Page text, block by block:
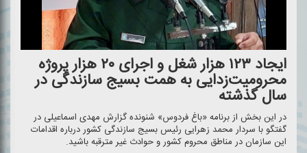
ایجاد ۱۲۳ هزار شغل و اجرای ۲۰ هزار پروژه
محرومیت‌زدایی به همت بسیج سازندگی در
سال گذشته
در این بخش از برنامه «باغ فردوس» شنونده گزارش مهدی اسماعیلی در
گفتگو با سردار محمد زهرایی رئیس بسیج سازندگی كشور درباره اقدامات
این سازمان در مناطق محروم كشور و حوادث غیر مترقبه باشید.